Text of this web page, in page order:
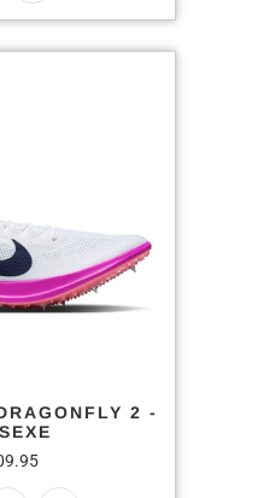
2 -